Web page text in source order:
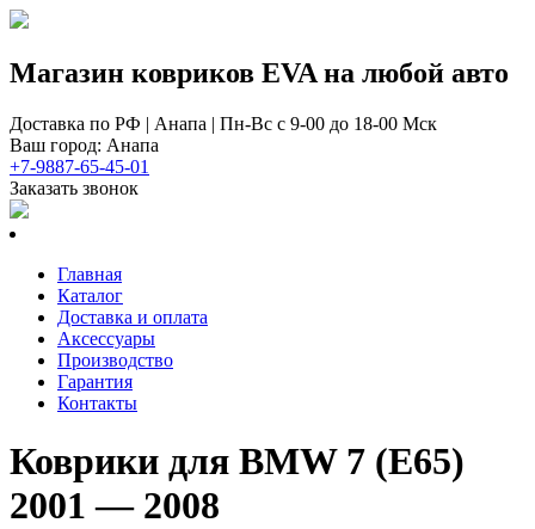
Магазин ковриков EVA ​на любой авто
Доставка по РФ | Анапа | Пн-Вс с 9-00 до 18-00 Мск
Ваш город: Анапа
+7-9887-65-45-01
Заказать звонок
Главная
Каталог
Доставка и оплата
Аксессуары
Производство
Гарантия
Контакты
Коврики для BMW 7 (Е65)
2001 — 2008